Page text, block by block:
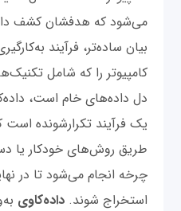
می‌شود که هدفشان کشف
بیان ساده‌تر، فرآیند
کامپیوتر را که شامل
دل داده‌های خام است،
یک فرآیند تکرارشونده
طریق روش‌های خودکار یا
چرخه انجام می‌شود تا در
استخراج شوند.داده‌کاوی